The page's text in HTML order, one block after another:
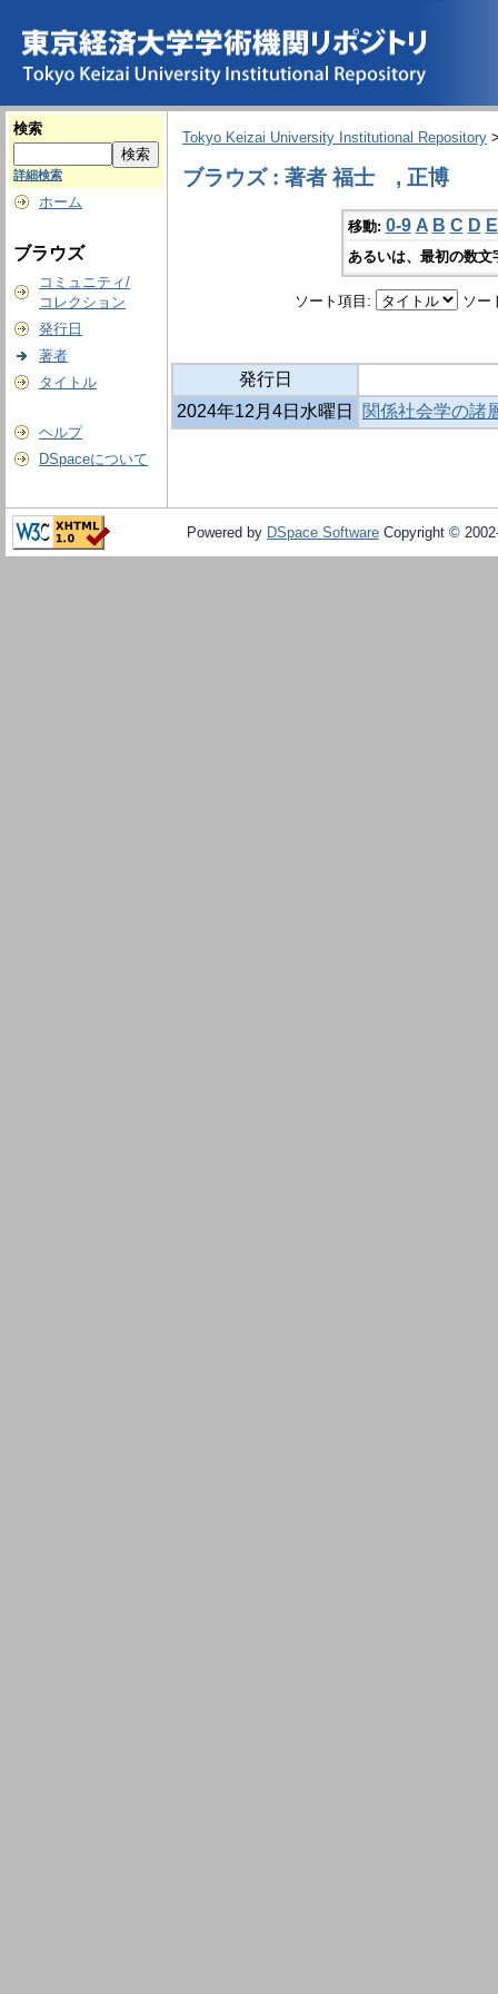
検索
詳細検索
ホーム
ブラウズ
コミュニティ/
コレクション
発行日
著者
タイトル
ヘルプ
DSpaceについて
Tokyo Keizai University Institutional Repository
ブラウズ : 著者 福士 , 正博
移動: 0-9 A B C D E
あるいは、最初の数
ソート項目: ソー
発行日
2024年12月4日水曜日
関係社会学の諸
Powered by DSpace Software Copyright ©